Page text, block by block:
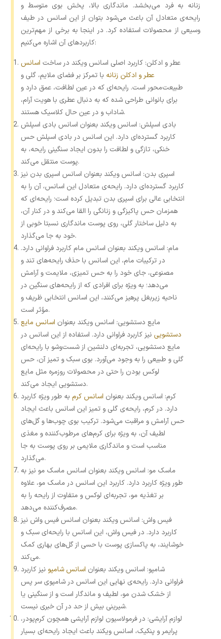
زنانه به فرد می‌بخشد. ماندگاری بالا، پخش بوی متوسط و
رایحه‌ی متعادل آن باعث می‌شود بتوان از این اسانس در طیف
وسیعی از محصولات استفاده کرد. در اینجا به برخی از مهم‌ترین
کاربردهای آن اشاره می‌کنیم:
عطر و ادکلن: کاربرد اصلی اسانس ویکند در ساخت اسانس
عطر و ادکلن زنانه با تمرکز بر فضای ملایم، گلی و
طبیعت‌محور است. رایحه‌ای که در عین لطافت، عمق دارد و
برای بانوانی طراحی شده که به دنبال عطری با هویت آرام،
شاداب و در عین حال کلاسیک هستند.
بادی اسپلش: اسانس ویکند بعنوان اسانس بادی اسپلش
کاربرد گسترده‌ای دارد. این اسانس در بادی اسپلش حس
خنکی، تازگی و لطافت را بدون ایجاد سنگینی رایحه، به
پوست منتقل می‌کند.
اسپری بدن: اسانس ویکند بعنوان اسانس اسپری بدن نیز
کاربرد گسترده‌ای دارد. رایحه‌ی متعادل این اسانس، آن را به
انتخابی عالی برای اسپری بدن تبدیل کرده است؛ رایحه‌ای که
همزمان حس پاکیزگی و زنانگی را القا می‌کند و در کنار آن،
به دلیل ساختار گلی، روی پوست ماندگاری نسبتا خوبی از
خود به‌ جا می‌گذارد.
مام: اسانس ویکند بعنوان اسانس مام کاربرد فراوانی دارد.
در ترکیبات مام، این اسانس با حذف رایحه‌های تند و
مصنوعی، جای خود را به حس تمیزی، ملایمت و آرامش
می‌دهد؛ به ‌ویژه برای افرادی که از رایحه‌های سنگین در
ناحیه زیربغل پرهیز می‌کنند، این اسانس انتخابی ظریف و
مؤثر است.
مایع دستشویی: اسانس ویکند بعنوان اسانس مایع
دستشویی نیز کاربرد فراوانی دارد. استفاده از این اسانس در
مایع دستشویی، تجربه‌ای دلنشین از شست‌وشو با رایحه‌ای
گلی و طبیعی را به ‌وجود می‌آورد. بوی سبک و تمیز آن، حس
لوکس بودن را حتی در محصولات روزمره مثل مایع
دستشویی ایجاد می‌کند.
کرم: اسانس ویکند بعنوان اسانس کرم به طور ویژه کاربرد
دارد. در کرم، رایحه‌ی گلی و تمیز این اسانس باعث ایجاد
حس آرامش و مراقبت می‌شود. ترکیب بوی چوب‌ها و گل‌های
لطیف آن، به ‌ویژه برای کرم‌های مرطوب‌کننده و مغذی
مناسب است و ماندگاری ملایمی بر روی پوست به ‌جا
می‌گذارد.
ماسک مو: اسانس ویکند بعنوان اسانس ماسک مو نیز به
طور ویژه کاربرد دارد. کاربرد این اسانس در ماسک مو، علاوه
بر تغذیه مو، تجربه‌ای لوکس و متفاوت از رایحه را به
مصرف‌کننده می‌دهد.
فیس واش: اسانس ویکند بعنوان اسانس فیس واش نیز
کاربرد دارد. در فیس واش، این اسانس با رایحه‌ای سبک و
خوشایند، به پاکسازی پوست با حسی از گل‌های بهاری کمک
می‌کند.
شامپو: اسانس ویکند بعنوان اسانس شامپو نیز کاربرد
فراوانی دارد. رایحه‌ی نهایی این اسانس در شامپوی سر پس
از خشک ‌شدن مو، لطیف و ماندگار است و از سنگینی یا
شیرینی بیش از حد در آن خبری نیست.
لوازم آرایشی: در فرمولاسیون لوازم آرایشی همچون کرم‌پودر،
پرایمر و پنکیک، اسانس ویکند باعث ایجاد رایحه‌ای بسیار